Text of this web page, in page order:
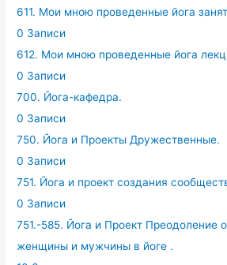
611. Мои мною проведенные йога
0 Записи
612. Мои мною проведенные йога
0 Записи
700. Йога-кафедра.
0 Записи
750. Йога и Проекты Дружественные.
0 Записи
751. Йога и проект создания
0 Записи
751.-585. Йога и Проект Преодоление
женщины и мужчины в йоге .